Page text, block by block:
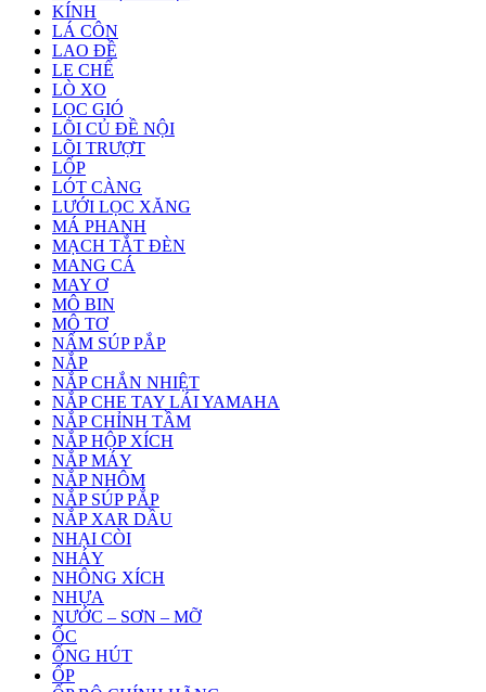
KÍNH
LÁ CÔN
LAO ĐỀ
LE CHẾ
LÒ XO
LỌC GIÓ
LÕI CỦ ĐỀ NỘI
LÕI TRƯỢT
LỐP
LÓT CÀNG
LƯỚI LỌC XĂNG
MÁ PHANH
MẠCH TẮT ĐÈN
MANG CÁ
MAY Ơ
MÔ BIN
MÔ TƠ
NẤM SÚP PẮP
NẮP
NẮP CHẮN NHIỆT
NẮP CHE TAY LÁI YAMAHA
NẮP CHỈNH TẦM
NẮP HỘP XÍCH
NẮP MÁY
NẮP NHÔM
NẮP SÚP PẮP
NẮP XAR DẦU
NHẠI CÒI
NHÁY
NHÔNG XÍCH
NHỰA
NƯỚC – SƠN – MỠ
ỐC
ỐNG HÚT
ỐP